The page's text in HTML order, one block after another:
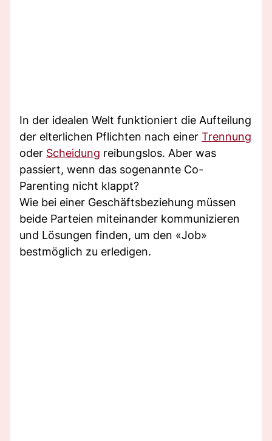
In der idealen Welt funktioniert die Aufteilung
der elterlichen Pflichten nach einer Trennung
oder Scheidung reibungslos. Aber was
passiert, wenn das sogenannte Co-
Parenting nicht klappt?
Wie bei einer Geschäftsbeziehung müssen
beide Parteien miteinander kommunizieren
und Lösungen finden, um den «Job»
bestmöglich zu erledigen.